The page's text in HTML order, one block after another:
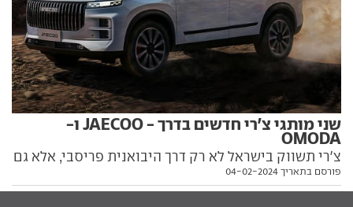
שני מותגי צ'רי חדשים בדרך - JAECOO ו-
OMODA
צ'רי תשווק בישראל לא רק דרך היבואנית פריסבי, אלא גם
עליהם דיווחנו בעבר
פורסם בתאריך 04-02-2024